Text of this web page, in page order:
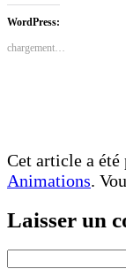
Facebook(ouvre
dans
une
fenêtre)
WordPress:
chargement…
Cet article a été
Animations.
Laisser un